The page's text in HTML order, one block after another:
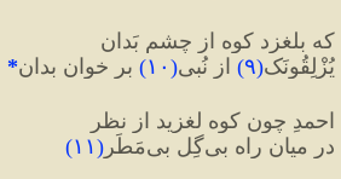
که بلغزد کوه از چشمِ بَدان
یُزْلِقُونَک(۹) از نُبی( ۱۰) بر خوان بدان*
احمدِ چون کوه لغزید از نظر
در میان راه بی‌گِل بی‌مَطَر
(۱۱)